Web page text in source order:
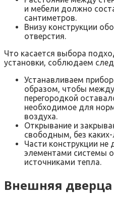
и мебели должно
сантиметров.
Внизу конструкции
отверстия.
Что касается выбора
установки, соблюдаем
Устанавливаем
образом, чтобы между
перегородкой
необходимое для
воздуха.
Открывание и
свободным, без
Части конструкции не
элементами системы
источниками тепла.
Внешняя дверца